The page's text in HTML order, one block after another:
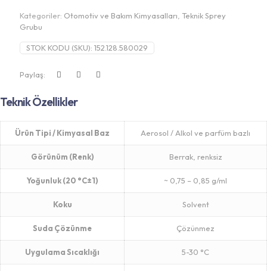
Kategoriler: Otomotiv ve Bakım Kimyasalları Teknik Sprey
Grubu
STOK KODU (SKU): 152.128.580029
Paylaş:
Teknik Özellikler
Ürün Tipi / Kimyasal Baz Aerosol / Alkol ve parfüm bazlı
Görünüm (Renk) Berrak, renksiz
Yoğunluk (20 °C±1) ~ 0,75 – 0,85 g/ml
Koku Solvent
Suda Çözünme Çözünmez
Uygulama Sıcaklığı 5-30 °C